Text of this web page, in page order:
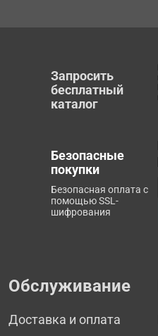
Запросить
бесплатный
каталог
Безопасные
покупки
Безопасная оплата с
помощью SSL-
шифрования
Обслуживание
Доставка и оплата